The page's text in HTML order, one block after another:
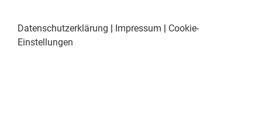
Datenschutzerklärung | Impressum | Cookie-
Einstellungen